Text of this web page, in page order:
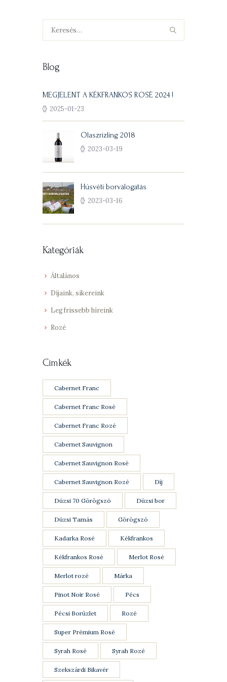
Blog
MEGJELENT A KÉKFRANKOS ROSÉ 2024 !
2025-01-23
Olaszrizling 2018
2023-03-19
Húsvéti borválogatás
2023-03-16
Kategóriák
Általános
Díjaink, sikereink
Legfrissebb híreink
Rozé
Címkék
Cabernet Franc
Cabernet Franc Rosé
Cabernet Franc Rozé
Cabernet Sauvignon
Cabernet Sauvignon Rosé
Cabernet Sauvignon Rozé Díj
Dúzsi 70 Görögszó Dúzsi bor
Dúzsi Tamás Görögszó
Kadarka Rosé Kékfrankos
Kékfrankos Rosé Merlot Rosé
Merlot rozé Márka
Pinot Noir Rosé Pécs
Pécsi Borüzlet Rozé
Super Prémium Rosé
Syrah Rosé Syrah Rozé
Szekszárdi Bikavér